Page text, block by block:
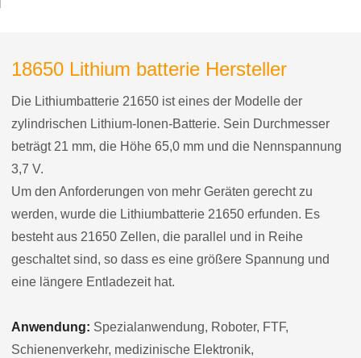
18650 Lithium batterie Hersteller
Die Lithiumbatterie 21650 ist eines der Modelle der
zylindrischen Lithium-Ionen-Batterie. Sein Durchmesser
beträgt 21 mm, die Höhe 65,0 mm und die Nennspannung
3,7 V.
Um den Anforderungen von mehr Geräten gerecht zu
werden, wurde die Lithiumbatterie 21650 erfunden. Es
besteht aus 21650 Zellen, die parallel und in Reihe
geschaltet sind, so dass es eine größere Spannung und
eine längere Entladezeit hat.
Anwendung: Spezialanwendung, Roboter, FTF,
Schienenverkehr, medizinische Elektronik,